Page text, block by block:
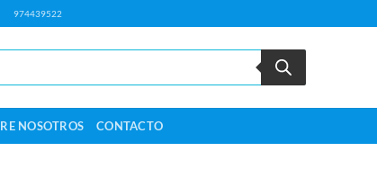
974439522
NOSOTROS CONTACTO